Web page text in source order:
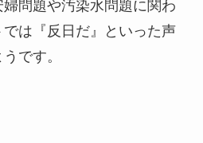
問題や汚染水問題に関わ
は『反日だ』といった声
です。